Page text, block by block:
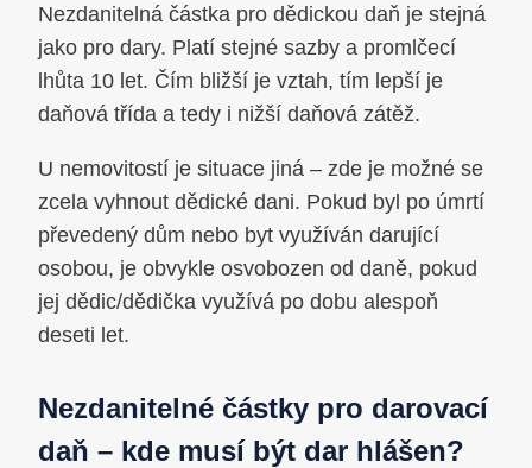
Nezdanitelná částka pro dědickou daň je stejná
jako pro dary. Platí stejné sazby a promlčecí
lhůta 10 let. Čím bližší je vztah, tím lepší je
daňová třída a tedy i nižší daňová zátěž.
U nemovitostí je situace jiná – zde je možné se
zcela vyhnout dědické dani. Pokud byl po úmrtí
převedený dům nebo byt využíván darující
osobou, je obvykle osvobozen od daně, pokud
jej dědic/dědička využívá po dobu alespoň
deseti let.
Nezdanitelné částky pro darovací
daň – kde musí být dar hlášen?